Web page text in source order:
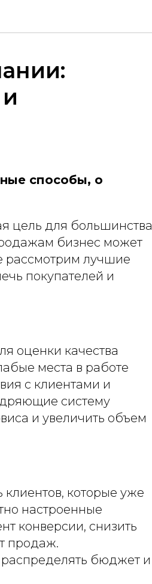
способы, о
цель для большинства
бизнес может
рассмотрим лучшие
покупателей и
оценки качества
места в работе
с клиентами и
систему
и увеличить объем
которые уже
настроенные
конверсии, снизить
продаж.
бюджет и